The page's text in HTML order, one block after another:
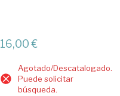
16,00 €
Agotado/Descatalogado.
Puede solicitar
búsqueda.